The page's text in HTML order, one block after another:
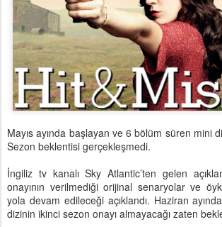
Mayıs ayında başlayan ve 6 bölüm süren mini
Sezon beklentisi gerçekleşmedi.
İngiliz tv kanalı Sky Atlantic’ten gelen
onayının verilmediği orijinal senaryolar ve
yola devam edileceği açıklandı. Haziran
dizinin ikinci sezon onayı almayacağı zaten